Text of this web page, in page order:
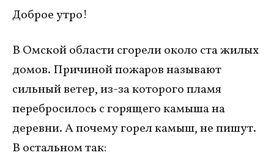
Доброе утро!
В Омской области сгорели около ста жилых
домов. Причиной пожаров называют
сильный ветер, из-за которого пламя
перебросилось с горящего камыша на
деревни. А почему горел камыш, не пишут.
В остальном так: